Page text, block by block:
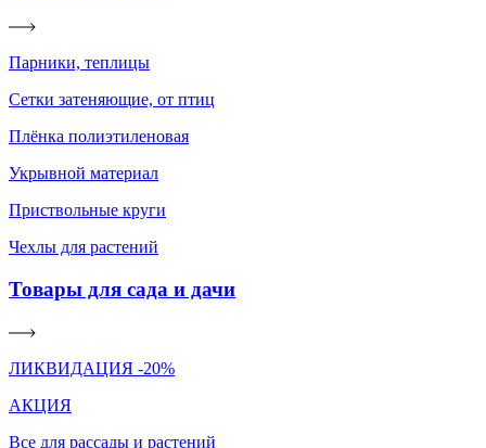
Парники, теплицы
Сетки затеняющие, от птиц
Плёнка полиэтиленовая
Укрывной материал
Приствольные круги
Чехлы для растений
Товары для сада и дачи
ЛИКВИДАЦИЯ -20%
АКЦИЯ
Все для рассады и растений